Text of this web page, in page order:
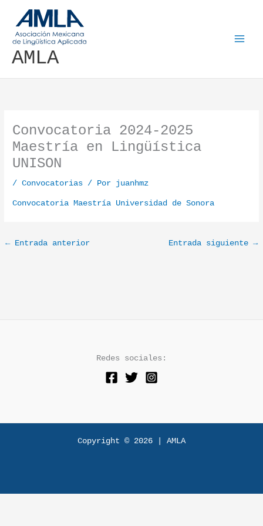
AMLA
Convocatoria 2024-2025
Maestría en Lingüística
UNISON
/Convocatorias / Por juanhmz
Convocatoria Maestría Universidad de Sonora
←Entrada anterior Entrada siguiente →
Redes sociales:
Copyright © 2026 | AMLA